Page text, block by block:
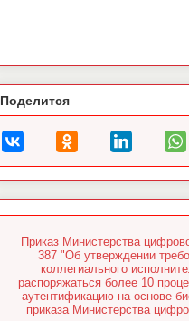
Поделится
Приказ Министерства
387 "Об утверждении
коллегиального
распоряжаться более 10
аутентификацию на основе
приказа Министерства